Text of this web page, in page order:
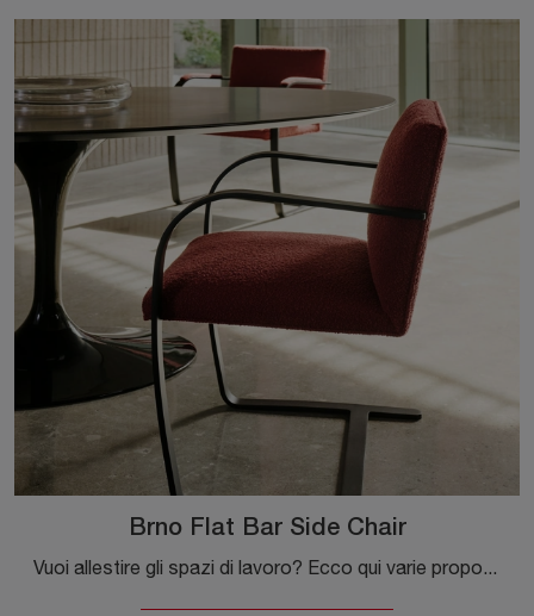
Brno Flat Bar Side Chair
Vuoi allestire gli spazi di lavoro? Ecco qui varie proposte di sedie ospiti e attesa in tessuto, come il modello Brno Flat Bar Side Chair di Knoll.